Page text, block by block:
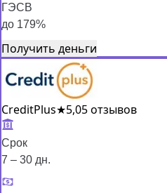
ГЭСВ
до 179%
Получить деньги
CreditPlus★5,05 отзывов
Срок
7 – 30 дн.